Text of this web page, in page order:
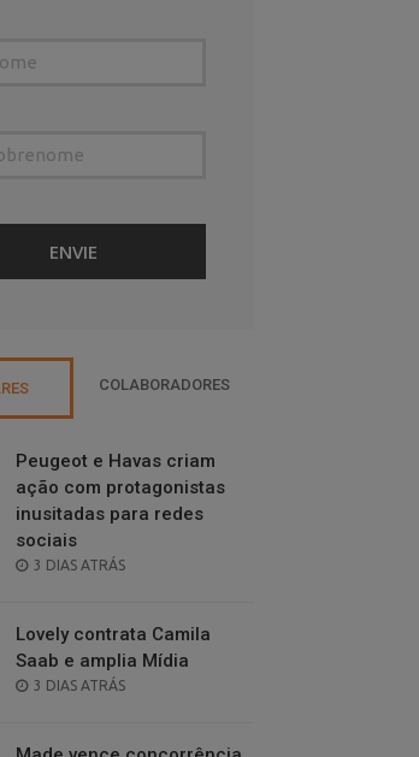
COLABORADORES
Peugeot e Havas criam
ação com protagonistas
inusitadas para redes
sociais
POSTED
3 DIAS ATRÁS
Lovely contrata Camila
Saab e amplia Mídia
POSTED
3 DIAS ATRÁS